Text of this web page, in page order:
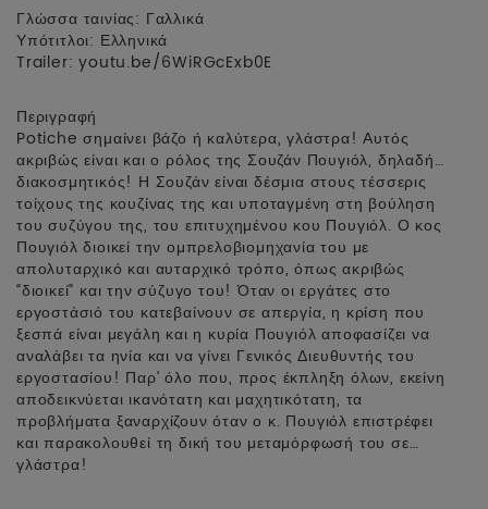
Γλώσσα ταινίας: Γαλλικά
Υπότιτλοι: Ελληνικά
Trailer:youtu.be/6WiRGcExb0E
Περιγραφή
Potiche σημαίνει βάζο ή καλύτερα, γλάστρα! Αυτός
ακριβώς είναι και ο ρόλος της Σουζάν Πουγιόλ, δηλαδή…
διακοσμητικός! Η Σουζάν είναι δέσμια στους τέσσερις
τοίχους της κουζίνας της και υποταγμένη στη βούληση
του συζύγου της, του επιτυχημένου κου Πουγιόλ. Ο κος
Πουγιόλ διοικεί την ομπρελοβιομηχανία του με
απολυταρχικό και αυταρχικό τρόπο, όπως ακριβώς
“διοικεί” και την σύζυγο του! Όταν οι εργάτες στο
εργοστάσιό του κατεβαίνουν σε απεργία, η κρίση που
ξεσπά είναι μεγάλη και η κυρία Πουγιόλ αποφασίζει να
αναλάβει τα ηνία και να γίνει Γενικός Διευθυντής του
εργοστασίου! Παρ’ όλο που, προς έκπληξη όλων, εκείνη
αποδεικνύεται ικανότατη και μαχητικότατη, τα
προβλήματα ξαναρχίζουν όταν ο κ. Πουγιόλ επιστρέφει
και παρακολουθεί τη δική του μεταμόρφωσή του σε…
γλάστρα!